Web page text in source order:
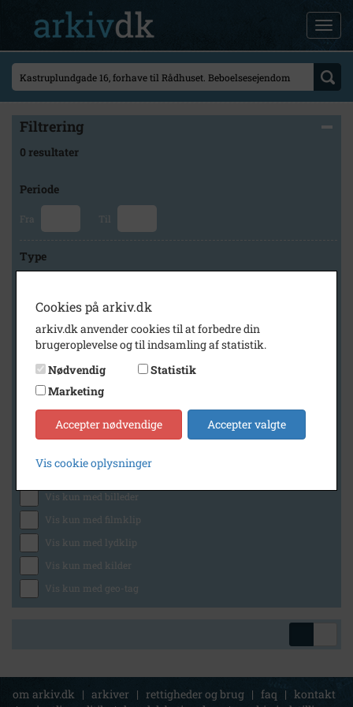
Filtrering
0 resultater
Periode
Fra Til
Type
Arkiv
Tårnby Stads- og Lokalarkiv
Generelt
Vis kun med billeder
Vis kun med filmklip
Vis kun med lydklip
Vis kun med kilder
Vis kun med geo-tag
om arkiv.dk | arkiver | rettigheder og brug | faq | kontakt
Cookies på arkiv.dk
arkiv.dk anvender cookies til at forbedre din
brugeroplevelse og til indsamling af statistik.
Nødvendig
Statistik
Marketing
Accepter nødvendige Accepter valgte
Vis cookie oplysninger